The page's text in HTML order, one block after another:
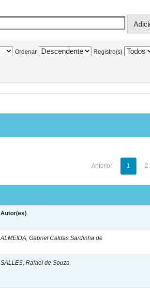
Ordenar Registro(s)
Anterior 1 2
Autor(es)
ALMEIDA, Gabriel Caldas Sardinha de
SALLES, Rafael de Souza